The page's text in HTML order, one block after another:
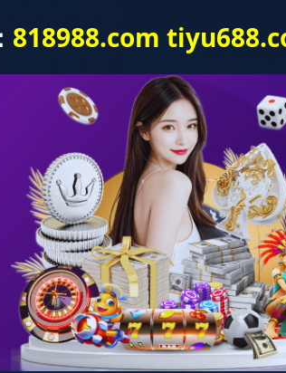
社会责任 服务平台 联系我们 廉政专栏